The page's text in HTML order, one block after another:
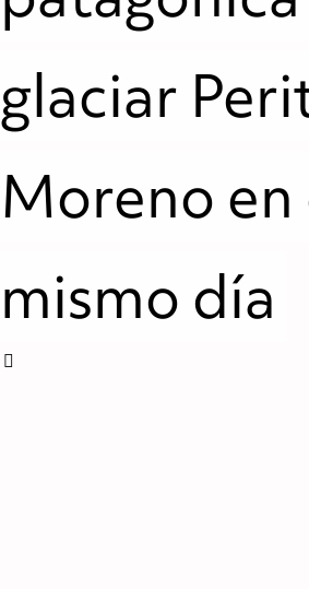
glaciar
Moreno en
mismo día